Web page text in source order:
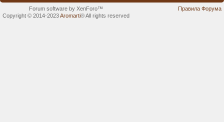
Правила Форума
Forum software by XenForo™
Copyright © 2014-2023Aromarti®All rights reserved